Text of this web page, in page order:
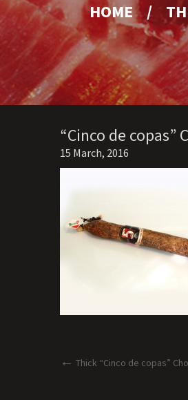
HOME /
“Cinco de copas”
15 March, 2016
Post
Previous
Thick “Cinco de copas”